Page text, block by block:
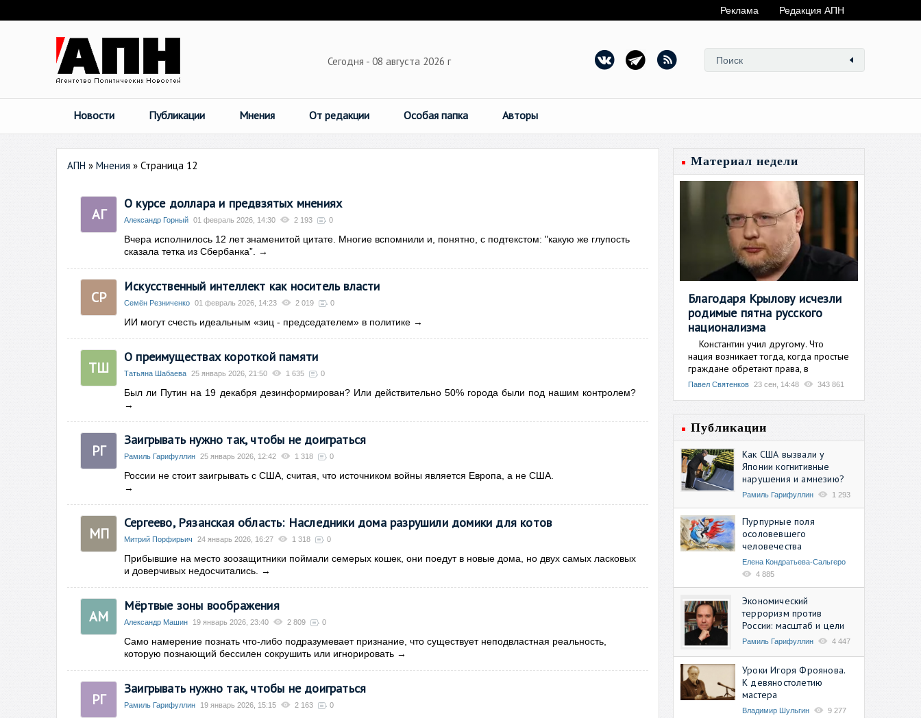
Реклама Редакция АПН
Сегодня - 08 августа 2026 г
Новости Публикации Мнения От редакции Особая папка Авторы
АПН » Мнения » Страница 12
АГ
О курсе доллара и предвзятых мнениях
Александр Горный 01 февраль 2026, 14:30 2 193 0
Вчера исполнилось 12 лет знаменитой цитате. Многие вспомнили и, понятно, с подтекстом: "какую же глупость
сказала тетка из Сбербанка”.
→
СР
Искусственный интеллект как носитель власти
Семён Резниченко 01 февраль 2026, 14:23 2 019 0
ИИ могут счесть идеальным «зиц - председателем» в политике →
ТШ
О преимуществах короткой памяти
Татьяна Шабаева 25 январь 2026, 21:50 1 635 0
Был ли Путин на 19 декабря дезинформирован? Или действительно 50% города были под нашим контролем?
→
РГ
Заигрывать нужно так, чтобы не доиграться
Рамиль Гарифуллин 25 январь 2026, 12:42 1 318 0
России не стоит заигрывать с США, считая, что источником войны является Европа, а не США.
→
МП
Сергеево, Рязанская область: Наследники дома разрушили домики для котов
Митрий Порфирьич 24 январь 2026, 16:27 1 318 0
Прибывшие на место зоозащитники поймали семерых кошек, они поедут в новые дома, но двух самых ласковых
и доверчивых недосчитались.
→
АМ
Мёртвые зоны воображения
Александр Машин 19 январь 2026, 23:40 2 809 0
Само намерение познать что-либо подразумевает признание, что существует неподвластная реальность,
которую познающий бессилен сокрушить или игнорировать →
РГ
Заигрывать нужно так, чтобы не доиграться
Рамиль Гарифуллин 19 январь 2026, 15:15 2 163 0
Материал недели
Благодаря Крылову исчезли
родимые пятна русского
национализма
Константин учил другому. Что
нация возникает тогда, когда простые
граждане обретают права, в
Павел Святенков 23 сен, 14:48 343 861
Публикации
Как США вызвали у
Японии когнитивные
нарушения и амнезию?
Рамиль Гарифуллин 1 293
Пурпурные поля
осоловевшего
человечества
Елена Кондратьева-Сальгеро
4 885
Экономический
терроризм против
России: масштаб и цели
Рамиль Гарифуллин 4 447
Уроки Игоря Фроянова.
К девяностолетию
мастера
Владимир Шульгин 9 277